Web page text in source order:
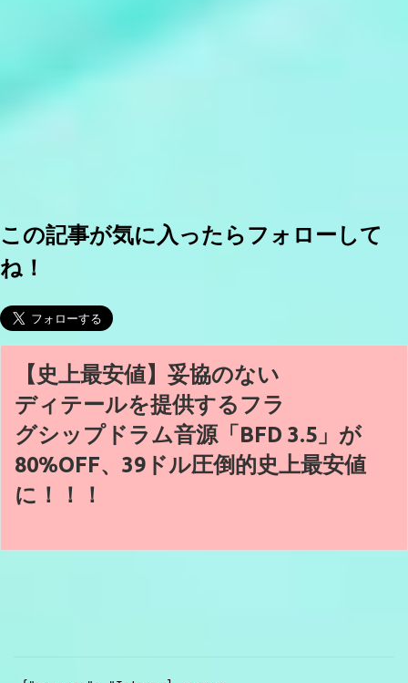
この記事が気に入ったらフォローして
ね！
【史上最安値】妥協のない
ディテールを提供するフラ
グシップドラム音源「BFD 3.5」が
80%OFF、39ドル圧倒的史上最安値
に！！！